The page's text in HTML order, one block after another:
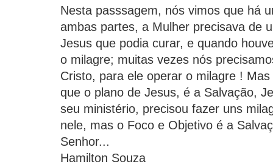
Nesta passsagem, nós vimos que há
ambas partes, a Mulher precisava de
Jesus que podia curar, e quando
o milagre; muitas vezes nós
Cristo, para ele operar o milagre !
que o plano de Jesus, é a Salvação,
seu ministério, precisou fazer uns
nele, mas o Foco e Objetivo é a
Senhor...
Hamilton Souza